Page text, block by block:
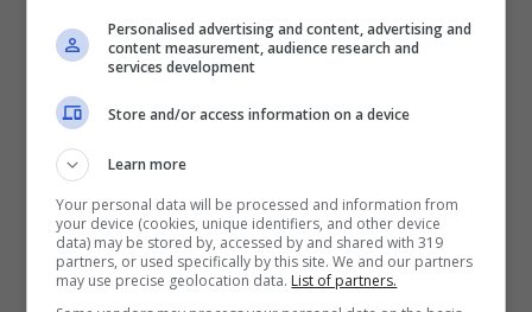
Fino a 2050€ sport e casino
Scommesse + 50% del primo deposito fino a 50€
2050€
VERIFICA
Personalised advertising and content, advertising and
content measurement, audience research and
services development
Store and/or access information on a device
Learn more
Your personal data will be processed and information from
your device (cookies, unique identifiers, and other device
data) may be stored by, accessed by and shared with 319
partners, or used specifically by this site. We and our partners
may use precise geolocation data. List of partners.